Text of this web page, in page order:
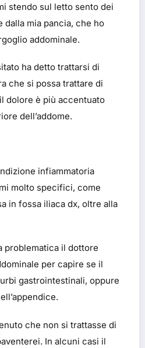
stendo sul letto sento dei
mia pancia, che ho
addominale.
ha detto trattarsi di
che si possa trattare di
dolore è più accentuato
dell’addome.
infiammatoria
molto specifici, come
in fossa iliaca dx, oltre alla
problematica il dottore
per capire se il
gastrointestinali, oppure
che non si trattasse di
In alcuni casi il